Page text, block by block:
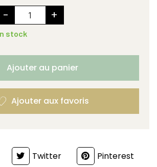
- +
stock
Ajouter au panier
Twitter Pinterest